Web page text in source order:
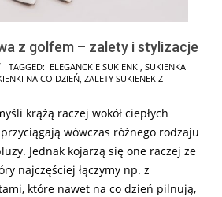
z golfem – zalety i stylizacje
TAGGED: ELEGANCKIE SUKIENKI, SUKIENKA
NA CO DZIEŃ, ZALETY SUKIENEK Z
krążą raczej wokół ciepłych
wówczas różnego rodzaju
Jednak kojarzą się one raczej ze
najczęściej łączymy np. z
które nawet na co dzień pilnują,